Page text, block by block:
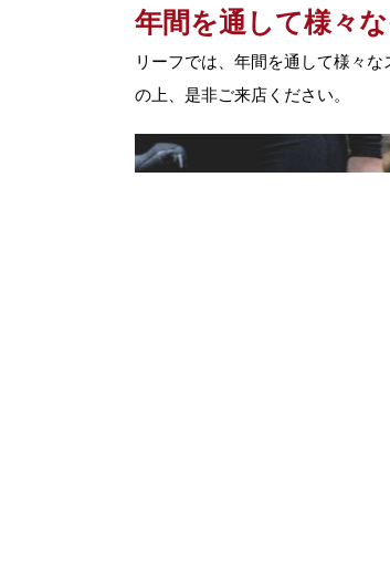
年間を通して様々
リーフでは、年間を通して様々
の上、是非ご来店ください。